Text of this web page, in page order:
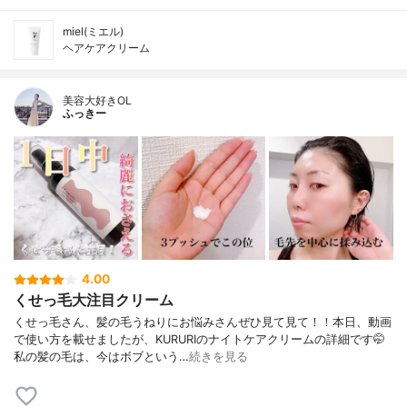
miel(ミエル)
ヘアケアクリーム
美容大好きOL
ふっきー
4.00
くせっ毛大注目クリーム
くせっ毛さん、髪の毛うねりにお悩みさんぜひ見て見て！！本日、動画
で使い方を載せましたが、KURURIのナイトケアクリームの詳細です🤭
私の髪の毛は、今はボブという…続きを見る